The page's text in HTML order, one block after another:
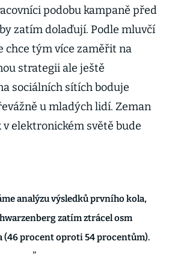
podobu kampaně před
zatím dolaďují. Podle mluvčí
chce tým více zaměřit na
strategii ale ještě
sociálních sítích boduje
u mladých lidí. Zeman
v elektronickém světě bude
analýzu výsledků prvního kola,
zatím ztrácel osm
(46 procent oproti 54 procentům).